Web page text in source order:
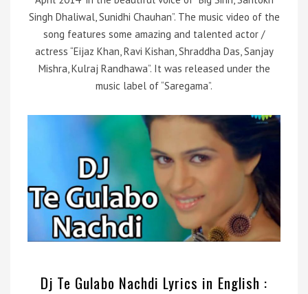
Singh Dhaliwal, Sunidhi Chauhan”. The music video of the
song features some amazing and talented actor /
actress “Eijaz Khan, Ravi Kishan, Shraddha Das, Sanjay
Mishra, Kulraj Randhawa”. It was released under the
music label of “Saregama”.
Dj Te Gulabo Nachdi Lyrics in English :